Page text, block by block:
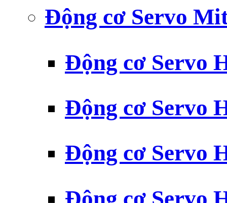
Động cơ Servo
Động cơ Servo
Động cơ Servo
Động cơ Servo